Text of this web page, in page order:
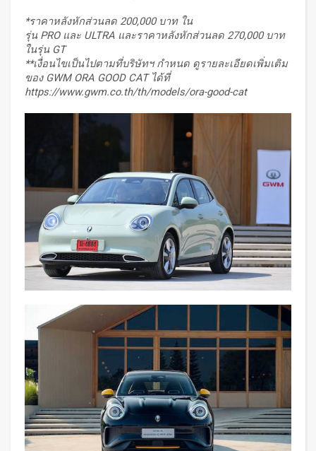
*ราคาหลังหักส่วนลด 200,000 บาท ใน
รุ่น PRO และ ULTRA และราคาหลังหักส่วนลด 270,000 บาท
ในรุ่น GT
**เงื่อนไขเป็นไปตามที่บริษัทฯ กำหนด ดูรายละเอียดเพิ่มเติม
ของ GWM ORA GOOD CAT ได้ที่
https://www.gwm.co.th/th/models/ora-good-cat